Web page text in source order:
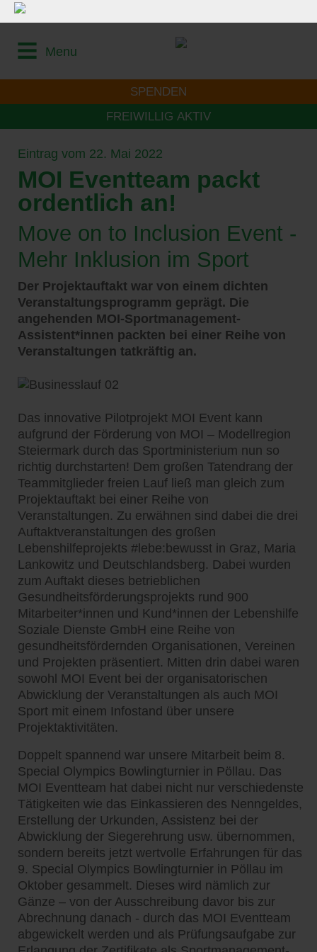
SPENDEN
FREIWILLIG AKTIV
Menu
Eintrag vom 22. Mai 2022
MOI Eventteam packt
ordentlich an!
Move on to Inclusion Event -
Mehr Inklusion im Sport
Der Projektauftakt war von einem dichten
Veranstaltungsprogramm geprägt. Die
angehenden MOI-Sportmanagement-
Assistent*innen packten bei einer Reihe von
Veranstaltungen tatkräftig an.
Das innovative Pilotprojekt MOI Event kann
aufgrund der Förderung von MOI – Modellregion
Steiermark durch das Sportministerium nun so
richtig durchstarten! Dem großen Tatendrang der
Teammitglieder freien Lauf ließ man gleich zum
Projektauftakt bei einer Reihe von
Veranstaltungen. Zu erwähnen sind dabei die drei
Auftaktveranstaltungen des großen
Lebenshilfeprojekts #lebe:bewusst in Graz, Maria
Lankowitz und Deutschlandsberg. Dabei wurden
zum Auftakt dieses betrieblichen
Gesundheitsförderungsprojekts rund 900
Mitarbeiter*innen und Kund*innen der Lebenshilfe
Soziale Dienste GmbH eine Reihe von
gesundheitsfördernden Organisationen, Vereinen
und Projekten präsentiert. Mitten drin dabei waren
sowohl MOI Event bei der organisatorischen
Abwicklung der Veranstaltungen als auch MOI
Sport mit einem Infostand über unsere
Projektaktivitäten.
Doppelt spannend war unsere Mitarbeit beim 8.
Special Olympics Bowlingturnier in Pöllau. Das
MOI Eventteam hat dabei nicht nur verschiedenste
Tätigkeiten wie das Einkassieren des Nenngeldes,
Erstellung der Urkunden, Assistenz bei der
Abwicklung der Siegerehrung usw. übernommen,
sondern bereits jetzt wertvolle Erfahrungen für das
9. Special Olympics Bowlingturnier in Pöllau im
Oktober gesammelt. Dieses wird nämlich zur
Gänze – von der Ausschreibung davor bis zur
Abrechnung danach - durch das MOI Eventteam
abgewickelt werden und als Prüfungsaufgabe zur